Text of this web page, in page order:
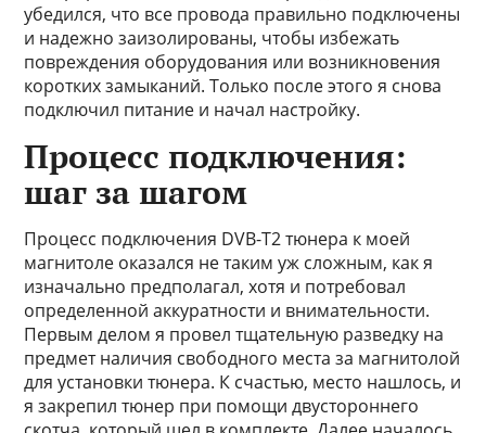
убедился, что все провода правильно подключены
и надежно заизолированы, чтобы избежать
повреждения оборудования или возникновения
коротких замыканий. Только после этого я снова
подключил питание и начал настройку.
Процесс подключения:
шаг за шагом
Процесс подключения DVB-T2 тюнера к моей
магнитоле оказался не таким уж сложным, как я
изначально предполагал, хотя и потребовал
определенной аккуратности и внимательности.
Первым делом я провел тщательную разведку на
предмет наличия свободного места за магнитолой
для установки тюнера. К счастью, место нашлось, и
я закрепил тюнер при помощи двустороннего